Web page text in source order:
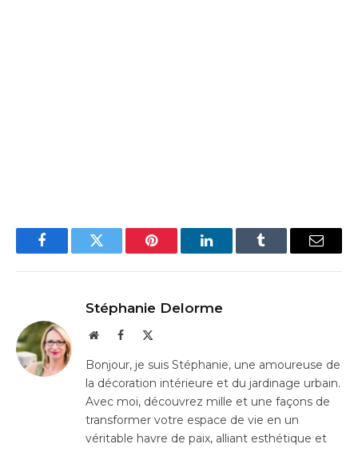
FacebookTwitter Pinterest LinkedInTumblr Email
Stéphanie Delorme
WebsiteFacebook
Bonjour, je suis Stéphanie, une amoureuse de
la décoration intérieure et du jardinage urbain.
Avec moi, découvrez mille et une façons de
transformer votre espace de vie en un
véritable havre de paix, alliant esthétique et